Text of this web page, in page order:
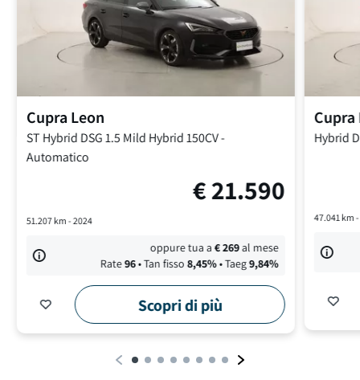
Cupra Leon
ST Hybrid DSG1.5 Mild Hybrid 150CV-
Automatico
€21.590
51.207km - 2024
oppure tua a€269al mese
Rate96• Tan fisso 8,45%• Taeg9,84%
Scopri di più
Cupra
Hybrid
47.041km